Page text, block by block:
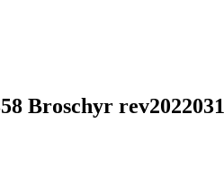
Broschyr